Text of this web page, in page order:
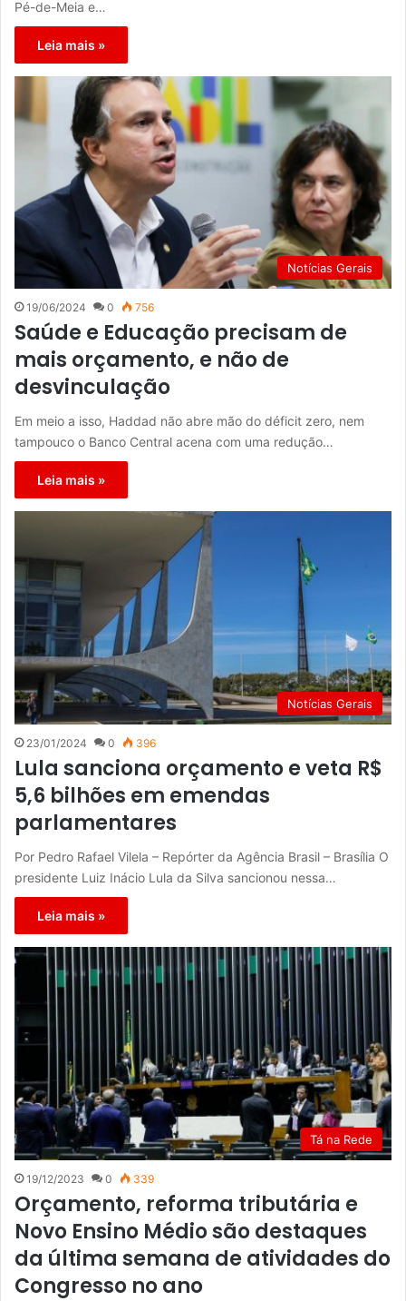
Pé-de-Meia e…
Leia mais »
Notícias Gerais
19/06/2024 0 756
Saúde e Educação precisam de
mais orçamento, e não de
desvinculação
Em meio a isso, Haddad não abre mão do déficit zero, nem
tampouco o Banco Central acena com uma redução…
Leia mais »
Notícias Gerais
23/01/2024 0 396
Lula sanciona orçamento e veta R$
5,6 bilhões em emendas
parlamentares
Por Pedro Rafael Vilela – Repórter da Agência Brasil – Brasília O
presidente Luiz Inácio Lula da Silva sancionou nessa…
Leia mais »
Tá na Rede
19/12/2023 0 339
Orçamento, reforma tributária e
Novo Ensino Médio são destaques
da última semana de atividades do
Congresso no ano